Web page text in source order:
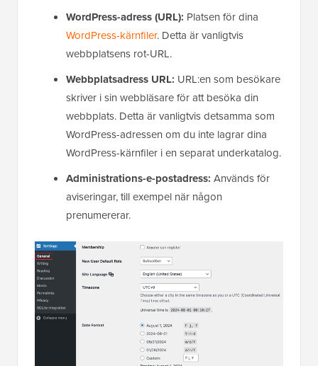
WordPress-adress (URL): Platsen för dina
WordPress-kärnfiler. Detta är vanligtvis
webbplatsens rot-URL.
Webbplatsadress URL: URL:en som besökare
skriver i sin webbläsare för att besöka din
webbplats. Detta är vanligtvis detsamma som
WordPress-adressen om du inte lagrar dina
WordPress-kärnfiler i en separat underkatalog.
Administrations-e-postadress: Används för
aviseringar, till exempel när någon
prenumererar.